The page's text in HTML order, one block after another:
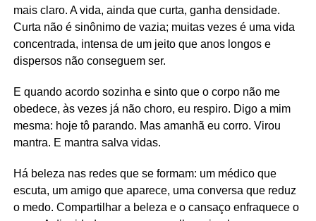
mais claro. A vida, ainda que curta, ganha densidade.
Curta não é sinônimo de vazia; muitas vezes é uma vida
concentrada, intensa de um jeito que anos longos e
dispersos não conseguem ser.
E quando acordo sozinha e sinto que o corpo não me
obedece, às vezes já não choro, eu respiro. Digo a mim
mesma: hoje tô parando. Mas amanhã eu corro. Virou
mantra. E mantra salva vidas.
Há beleza nas redes que se formam: um médico que
escuta, um amigo que aparece, uma conversa que reduz
o medo. Compartilhar a beleza e o cansaço enfraquece o